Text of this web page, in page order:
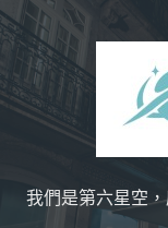
我們是第六星空